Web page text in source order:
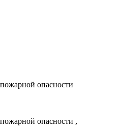
опасности
опасности ,